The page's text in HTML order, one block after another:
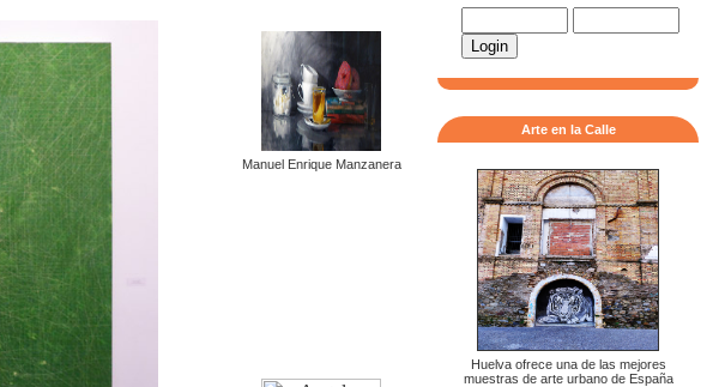
Manuel Enrique Manzanera
Arte en la Calle
Huelva ofrece una de las mejores
muestras de arte urbano de España